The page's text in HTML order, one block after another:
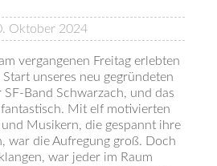
Oktober 2024
vergangenen Freitag erlebten
unseres neu gegründeten
SF-Band Schwarzach, und das
Mit elf motivierten
Musikern, die gespannt ihre
war die Aufregung groß. Doch
war jeder im Raum